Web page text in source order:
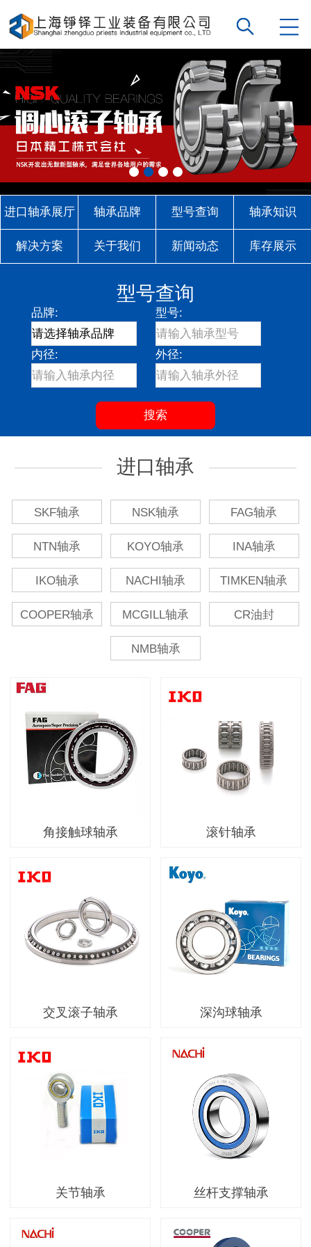
进口轴承展厅 轴承品牌 型号查询 轴承知识
解决方案 关于我们 新闻动态 库存展示
型号查询
品牌: 型号:
内径: 外径:
进口轴承
SKF轴承 NSK轴承 FAG轴承
NTN轴承 KOYO轴承 INA轴承
IKO轴承 NACHI轴承 TIMKEN轴承
COOPER轴承 MCGILL轴承 CR油封
NMB轴承
角接触球轴承 滚针轴承
交叉滚子轴承 深沟球轴承
关节轴承 丝杆支撑轴承